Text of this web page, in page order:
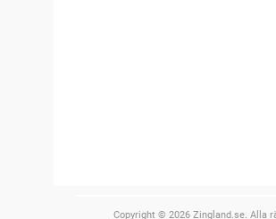
Copyright © 2026 Zingland.se. Alla